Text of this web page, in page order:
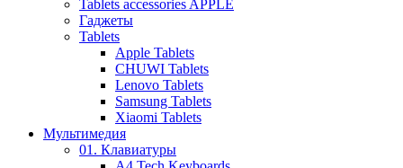
Tablets accessories APPLE
Гаджеты
Tablets
Apple Tablets
CHUWI Tablets
Lenovo Tablets
Samsung Tablets
Xiaomi Tablets
Мультимедия
01. Клавиатуры